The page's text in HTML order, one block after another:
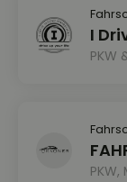
I
PKW